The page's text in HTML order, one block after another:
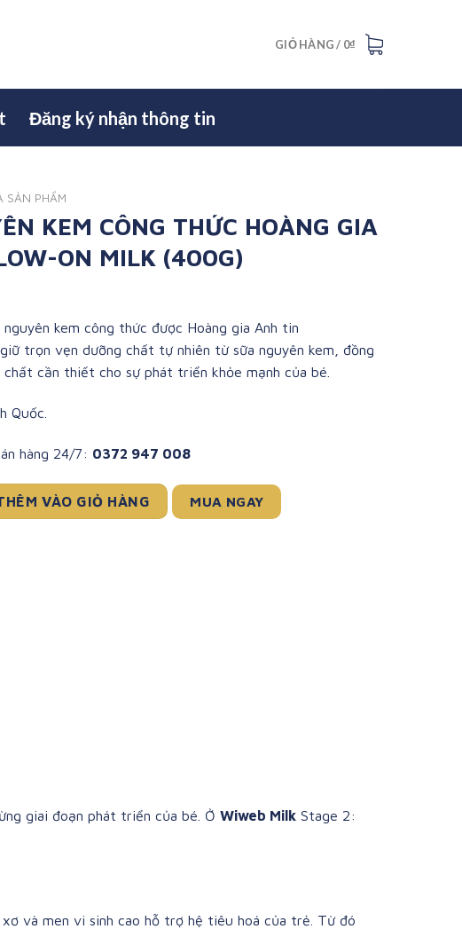
GIỎ HÀNG / 0₫
Đăng ký nhận thông tin
SẢN PHẨM
KEM CÔNG THỨC HOÀNG GIA
ON MILK (400G)
kem công thức được Hoàng gia Anh tin
giữ trọn vẹn dưỡng chất tự nhiên từ sữa nguyên kem, đồng
cần thiết cho sự phát triển khỏe mạnh của bé.
Quốc.
hàng 24/7: 0372 947 008
THỨC HOÀNG GIA SỐ 2: FOLLOW-ON MILK (400G) số lượng
VÀO GIỎ HÀNG MUA NGAY
giai đoạn phát triển của bé. Ở Wiweb MilkStage 2:
và men vi sinh cao hỗ trợ hệ tiêu hoá của trẻ. Từ đó